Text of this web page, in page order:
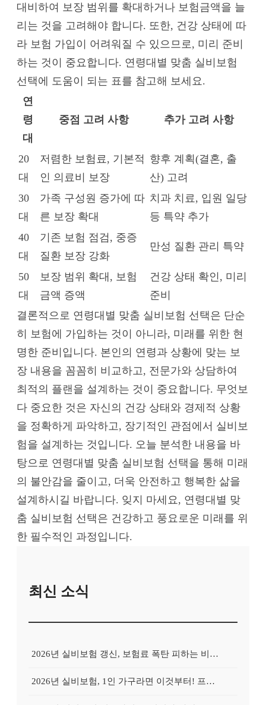
대비하여 보장 범위를 확대하거나 보험금액을 늘
리는 것을 고려해야 합니다. 또한, 건강 상태에 따
라 보험 가입이 어려워질 수 있으므로, 미리 준비
하는 것이 중요합니다. 연령대별 맞춤 실비보험
선택에 도움이 되는 표를 참고해 보세요.
연
령
대
중점 고려 사항 추가 고려 사항
20
대
저렴한 보험료, 기본적
인 의료비 보장
향후 계획(결혼, 출
산) 고려
30
대
가족 구성원 증가에 따
른 보장 확대
치과 치료, 입원 일당
등 특약 추가
40
대
기존 보험 점검, 중증
질환 보장 강화
만성 질환 관리 특약
50
대
보장 범위 확대, 보험
금액 증액
건강 상태 확인, 미리
준비
결론적으로 연령대별 맞춤 실비보험 선택은 단순
히 보험에 가입하는 것이 아니라, 미래를 위한 현
명한 준비입니다. 본인의 연령과 상황에 맞는 보
장 내용을 꼼꼼히 비교하고, 전문가와 상담하여
최적의 플랜을 설계하는 것이 중요합니다. 무엇보
다 중요한 것은 자신의 건강 상태와 경제적 상황
을 정확하게 파악하고, 장기적인 관점에서 실비보
험을 설계하는 것입니다. 오늘 분석한 내용을 바
탕으로 연령대별 맞춤 실비보험 선택을 통해 미래
의 불안감을 줄이고, 더욱 안전하고 행복한 삶을
설계하시길 바랍니다. 잊지 마세요, 연령대별 맞
춤 실비보험 선택은 건강하고 풍요로운 미래를 위
한 필수적인 과정입니다.
최신 소식
2026년 실비보험 갱신, 보험료 폭탄 피하는 비교사이트의 비밀
2026년 실비보험, 1인 가구라면 이것부터! 프리랜서를 위한 비교사이트 활용 가이드